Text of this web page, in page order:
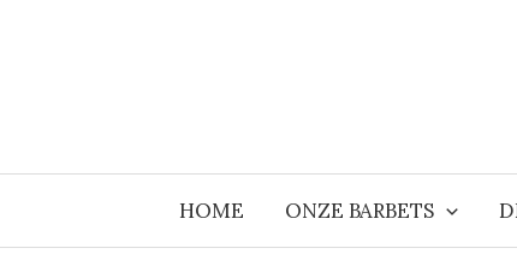
HOME ONZE BARBETS